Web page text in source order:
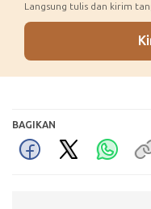
Langsung tulis dan kirim
BAGIKAN